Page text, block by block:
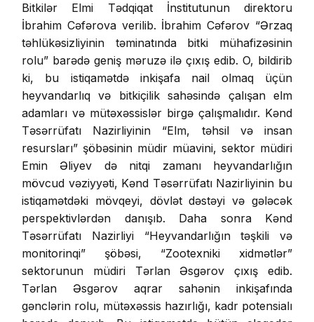
Bitkilər Elmi Tədqiqat İnstitutunun direktoru
İbrahim Cəfərova verilib. İbrahim Cəfərov “Ərzaq
təhlükəsizliyinin təminatında bitki mühafizəsinin
rolu” barədə geniş məruzə ilə çıxış edib. O, bildirib
ki, bu istiqamətdə inkişafa nail olmaq üçün
heyvandarlıq və bitkiçilik sahəsində çalışan elm
adamları və mütəxəssislər birgə çalışmalıdır. Kənd
Təsərrüfatı Nazirliyinin “Elm, təhsil və insan
resursları” şöbəsinin müdir müavini, sektor müdiri
Emin Əliyev də nitqi zamanı heyvandarlığın
mövcud vəziyyəti, Kənd Təsərrüfatı Nazirliyinin bu
istiqamətdəki mövqeyi, dövlət dəstəyi və gələcək
perspektivlərdən danışıb. Daha sonra Kənd
Təsərrüfatı Nazirliyi “Heyvandarlığın təşkili və
monitorinqi” şöbəsi, “Zootexniki xidmətlər”
sektorunun müdiri Tərlan Əsgərov çıxış edib.
Tərlan Əsgərov aqrar sahənin inkişafında
gənclərin rolu, mütəxəssis hazırlığı, kadr potensialı